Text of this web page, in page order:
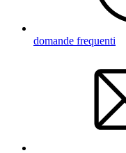
domande frequenti